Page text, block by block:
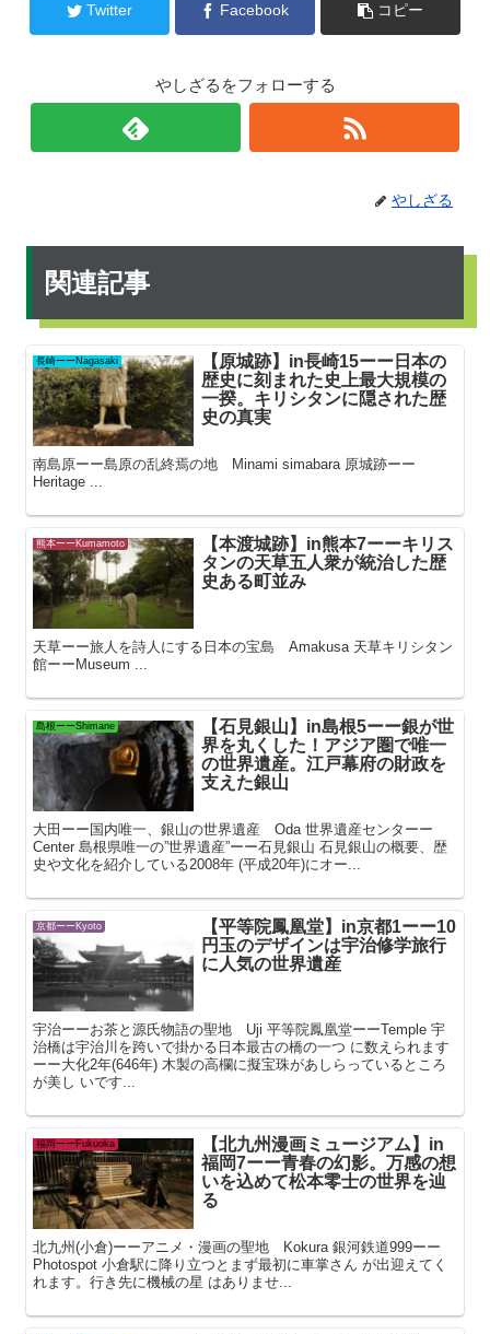
Twitter Facebook コピー
やしざるをフォローする
やしざる
関連記事
長崎ーーNagasaki
【原城跡】in長崎15ーー日本の
歴史に刻まれた史上最大規模の
一揆。キリシタンに隠された歴
史の真実
南島原ーー島原の乱終焉の地 Minami simabara 原城跡ーー
Heritage ...
熊本ーーKumamoto
【本渡城跡】in熊本7ーーキリス
タンの天草五人衆が統治した歴
史ある町並み
天草ーー旅人を詩人にする日本の宝島 Amakusa 天草キリシタン
館ーーMuseum ...
島根ーーShimane
【石見銀山】in島根5ーー銀が世
界を丸くした！アジア圏で唯一
の世界遺産。江戸幕府の財政を
支えた銀山
大田ーー国内唯一、銀山の世界遺産 Oda 世界遺産センターー
Center 島根県唯一の”世界遺産”ーー石見銀山 石見銀山の概要、歴
史や文化を紹介している2008年 (平成20年)にオー...
京都ーーKyoto
【平等院鳳凰堂】in京都1ーー10
円玉のデザインは宇治修学旅行
に人気の世界遺産
宇治ーーお茶と源氏物語の聖地 Uji 平等院鳳凰堂ーーTemple 宇
治橋は宇治川を跨いで掛かる日本最古の橋の一つ に数えられます
ーー大化2年(646年) 木製の高欄に擬宝珠があしらっているところ
が美し いです...
福岡ーーFukuoka
【北九州漫画ミュージアム】in
福岡7ーー青春の幻影。万感の想
いを込めて松本零士の世界を辿
る
北九州(小倉)ーーアニメ・漫画の聖地 Kokura 銀河鉄道999ーー
Photospot 小倉駅に降り立つとまず最初に車掌さん が出迎えてく
れます。行き先に機械の星 はありませ...